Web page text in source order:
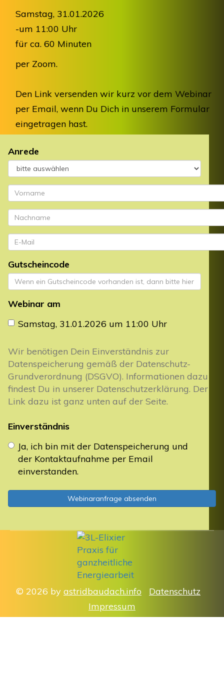
Samstag, 31.01.2026
-um 11:00 Uhr
für ca. 60 Minuten
per Zoom.
Den Link versenden wir kurz vor dem Webinar
per Email, wenn Du Dich in unserem Formular
eingetragen hast.
Anrede
Gutscheincode
Webinar am
Samstag, 31.01.2026 um 11:00 Uhr
Wir benötigen Dein Einverständnis zur
Datenspeicherung gemäß der Datenschutz-
Grundverordnung (DSGVO). Informationen dazu
findest Du in unserer Datenschutzerklärung. Der
Link dazu ist ganz unten auf der Seite.
Einverständnis
Ja, ich bin mit der Datenspeicherung und
der Kontaktaufnahme per Email
einverstanden.
Webinaranfrage absenden
© 2026 by astridbaudach.info
Datenschutz
Impressum